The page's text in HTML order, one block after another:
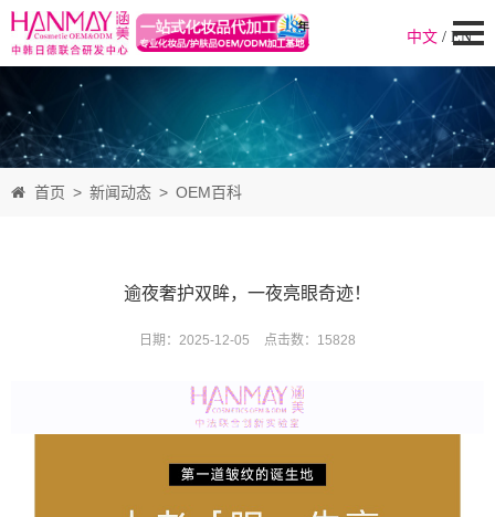
中文 / EN
首页 > 新闻动态 > OEM百科
逾夜奢护双眸，一夜亮眼奇迹！
日期：2025-12-05 点击数： 15828